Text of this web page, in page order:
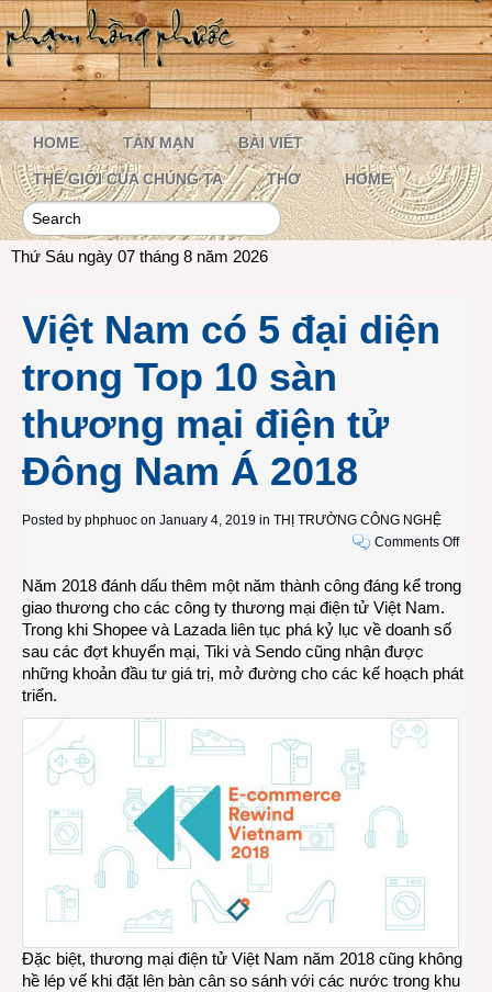
HOME TẢN MẠN BÀI VIẾT
THẾ GIỚI CỦA CHÚNG TA THƠ HOME
Thứ Sáu ngày 07 tháng 8 năm 2026
Việt Nam có 5 đại diện
trong Top 10 sàn
thương mại điện tử
Đông Nam Á 2018
Posted by phphuoc on January 4, 2019 in THỊ TRƯỜNG CÔNG NGHỆ
Comments Offon
Nam
diện
Năm 2018 đánh dấu thêm một năm thành công đáng kể trong
giao thương cho các công ty thương mại điện tử Việt Nam.
Trong khi Shopee và Lazada liên tục phá kỷ lục về doanh số
sau các đợt khuyến mại, Tiki và Sendo cũng nhận được
những khoản đầu tư giá trị, mở đường cho các kế hoạch phát
triển.
Đặc biệt, thương mại điện tử Việt Nam năm 2018 cũng không
hề lép vế khi đặt lên bàn cân so sánh với các nước trong khu